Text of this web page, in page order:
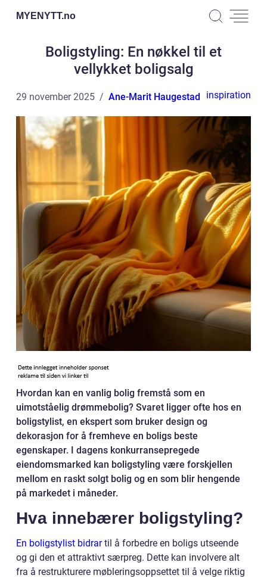
MYENYTT.no
Boligstyling: En nøkkel til et
vellykket boligsalg
29 november 2025 Ane-Marit Haugestad inspiration
Hvordan kan en vanlig bolig fremstå som en
uimotståelig drømmebolig? Svaret ligger ofte hos en
boligstylist, en ekspert som bruker design og
dekorasjon for å fremheve en boligs beste
egenskaper. I dagens konkurransepregede
eiendomsmarked kan boligstyling være forskjellen
mellom en raskt solgt bolig og en som blir hengende
på markedet i måneder.
Hva innebærer boligstyling?
En boligstylist bidrartil å forbedre en boligs utseende
og gi den et attraktivt særpreg. Dette kan involvere alt
fra å restrukturere møbleringsoppsettet til å velge riktig